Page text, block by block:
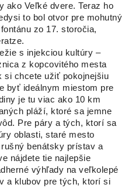
ako Veľké dvere. Teraz ho
to bol otvor pre mohutný
zo 17. storočia,
s injekciou kultúry –
z kopcovitého mesta
si chcete užiť pokojnejšiu
byť ideálnym miestom pre
je tu viac ako 10 km
pláží, ktoré sa jemne
Pre páry a tých, ktorí sa
oblasti, staré mesto
benátsky prístav a
nájdete tie najlepšie
výhľady na veľkolepé
a klubov pre tých, ktorí si